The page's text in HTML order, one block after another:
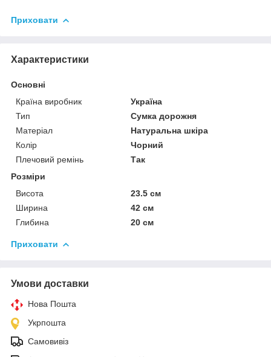
Приховати
Характеристики
Основні
Країна виробник
Україна
Тип
Сумка дорожня
Матеріал
Натуральна шкіра
Колір
Чорний
Плечовий ремінь
Так
Розміри
Висота
23.5 см
Ширина
42 см
Глибина
20 см
Приховати
Умови доставки
Нова Пошта
Укрпошта
Самовивіз